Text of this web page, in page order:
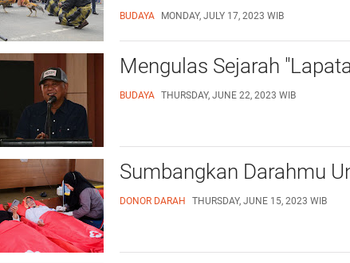
BUDAYA MONDAY, JULY 17, 2023 WIB
Mengulas Sejarah
BUDAYA THURSDAY, JUNE 22, 2023 WIB
Sumbangkan Darahmu
DONOR DARAH THURSDAY, JUNE 15, 2023 WIB